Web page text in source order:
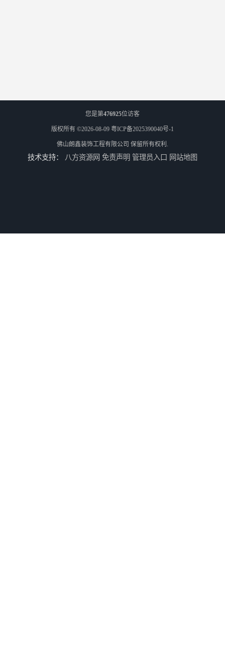
您是第476925位访客
版权所有 ©2026-08-09 粤ICP备2025390040号-1
佛山朗鑫装饰工程有限公司 保留所有权利.
技术支持： 八方资源网 免责声明 管理员入口 网站地图